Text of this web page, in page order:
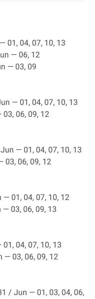
01, 04, 07, 10, 13
— 06, 12
— 03, 09
— 01, 04, 07, 10, 13
06, 09, 12
— 01, 04, 07, 10, 13
03, 06, 09, 12
01, 04, 07, 10, 12
03, 06, 09, 13
04, 07, 10, 13
— 03, 06, 09, 12
/ Jun — 01, 03, 04, 06,